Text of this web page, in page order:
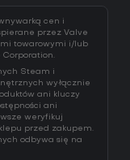
cen i
przez Valve
towarowymi i/lub
Steam i
wyłącznie
ani kluczy
ani
weryfikuj
przed zakupem.
odbywa się na